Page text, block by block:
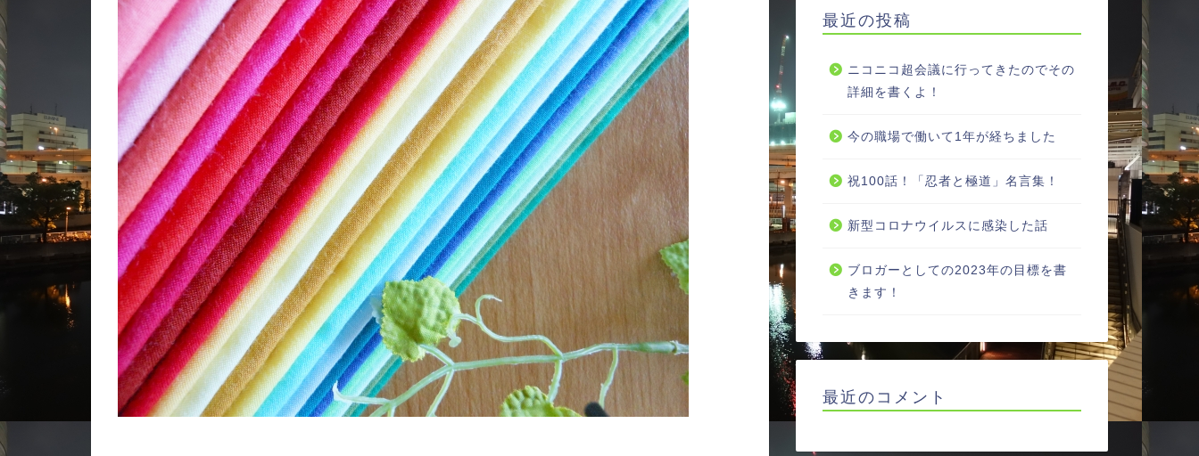
最近の投稿
ニコニコ超会議に行ってきたのでその
詳細を書くよ！
今の職場で働いて1年が経ちました
祝100話！「忍者と極道」名言集！
新型コロナウイルスに感染した話
ブロガーとしての2023年の目標を書
きます！
最近のコメント